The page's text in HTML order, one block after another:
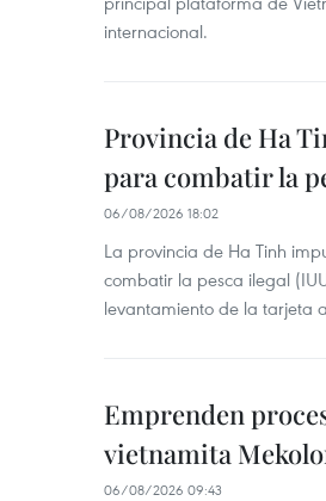
internacional.
Provincia de Ha
para combatir la
06/08/2026 18:02
La provincia de Ha Tinh
combatir la pesca ilegal
levantamiento de la tarjeta
Emprenden
vietnamita
06/08/2026 09:43